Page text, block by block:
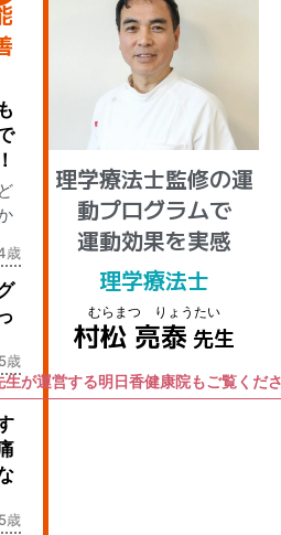
歳
歳
歳
理学療法士監修の運
動プログラムで
運動効果を実感
理学療法士
むらまつ りょうたい
村松 亮泰 先生
生が運営する明日香健康院もご覧くだ